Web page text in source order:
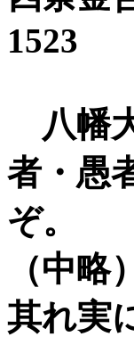
1523
八幡
者・愚
ぞ。
（中略）
其れ実